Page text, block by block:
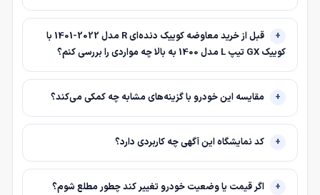
قبل از خرید معاوضه کوییک دنده‌ای R مدل 2022-1401 با
کوییک GX تیپ L مدل 1400 به بالا چه مواردی را بررسی کنم؟
مقایسه این خودرو با گزینه‌های مشابه چه کمکی می‌کند؟
کد نمایشگاه این آگهی چه کاربردی دارد؟
اگر قیمت یا وضعیت خودرو تغییر کند چطور مطلع شوم؟